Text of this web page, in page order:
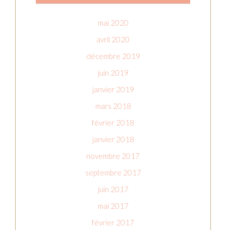
mai 2020
avril 2020
décembre 2019
juin 2019
janvier 2019
mars 2018
février 2018
janvier 2018
novembre 2017
septembre 2017
juin 2017
mai 2017
février 2017